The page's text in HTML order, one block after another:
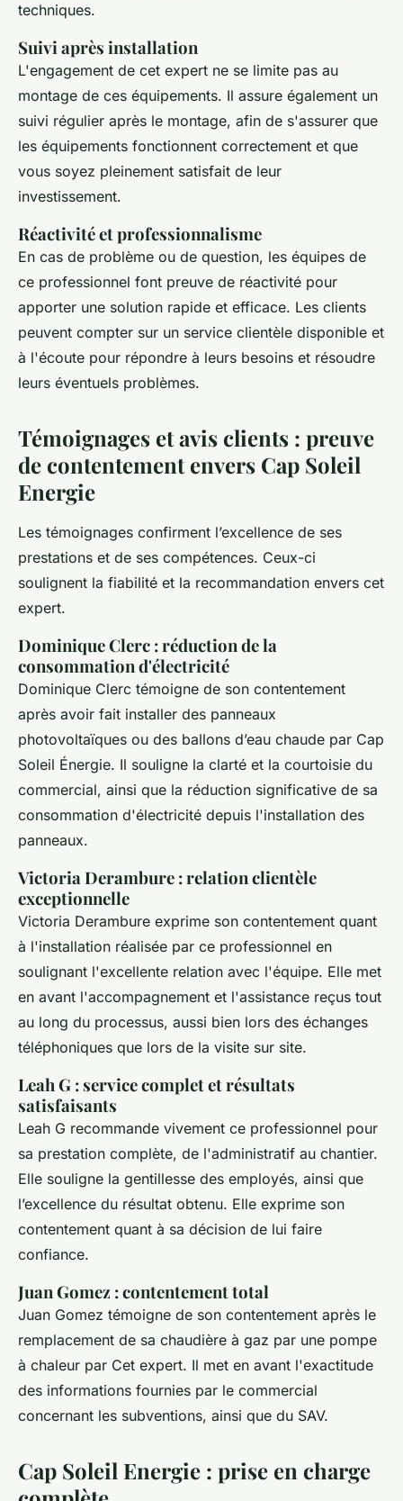
techniques.
Suivi après installation
L'engagement de cet expert ne se limite pas au
montage de ces équipements. Il assure également un
suivi régulier après le montage, afin de s'assurer que
les équipements fonctionnent correctement et que
vous soyez pleinement satisfait de leur
investissement.
Réactivité et professionnalisme
En cas de problème ou de question, les équipes de
ce professionnel font preuve de réactivité pour
apporter une solution rapide et efficace. Les clients
peuvent compter sur un service clientèle disponible et
à l'écoute pour répondre à leurs besoins et résoudre
leurs éventuels problèmes.
Témoignages et avis clients : preuve
de contentement envers Cap Soleil
Energie
Les témoignages confirment l’excellence de ses
prestations et de ses compétences. Ceux-ci
soulignent la fiabilité et la recommandation envers cet
expert.
Dominique Clerc : réduction de la
consommation d'électricité
Dominique Clerc témoigne de son contentement
après avoir fait installer des panneaux
photovoltaïques ou des ballons d’eau chaude par Cap
Soleil Énergie. Il souligne la clarté et la courtoisie du
commercial, ainsi que la réduction significative de sa
consommation d'électricité depuis l'installation des
panneaux.
Victoria Derambure : relation clientèle
exceptionnelle
Victoria Derambure exprime son contentement quant
à l'installation réalisée par ce professionnel en
soulignant l'excellente relation avec l'équipe. Elle met
en avant l'accompagnement et l'assistance reçus tout
au long du processus, aussi bien lors des échanges
téléphoniques que lors de la visite sur site.
Leah G : service complet et résultats
satisfaisants
Leah G recommande vivement ce professionnel pour
sa prestation complète, de l'administratif au chantier.
Elle souligne la gentillesse des employés, ainsi que
l’excellence du résultat obtenu. Elle exprime son
contentement quant à sa décision de lui faire
confiance.
Juan Gomez : contentement total
Juan Gomez témoigne de son contentement après le
remplacement de sa chaudière à gaz par une pompe
à chaleur par Cet expert. Il met en avant l'exactitude
des informations fournies par le commercial
concernant les subventions, ainsi que du SAV.
Cap Soleil Energie : prise en charge